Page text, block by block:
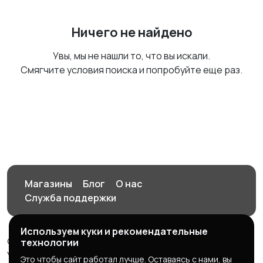
Ничего не найдено
Увы, мы не нашли то, что вы искали.
Смягчите условия поиска и попробуйте еще раз.
Магазины Блог
О нас
Служба поддержки
© 2026 Орен-АЙ - Авто | Недвижимость | Работа |
Услуги
Используем куки и рекомендательные
технологии
Это чтобы сайт работал лучше. Оставаясь с нами, вы